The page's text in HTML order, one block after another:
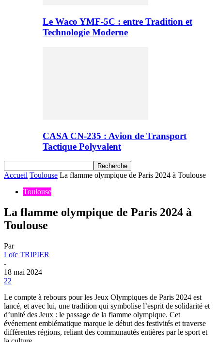
Le Waco YMF-5C : entre Tradition et
Technologie Moderne
CASA CN-235 : Avion de Transport
Tactique Polyvalent
Accueil Toulouse La flamme olympique de Paris 2024 à Toulouse
Toulouse
La flamme olympique de Paris 2024 à
Toulouse
Par
Loïc TRIPIER
-
18 mai 2024
22
Le compte à rebours pour les Jeux Olympiques de Paris 2024 est
lancé, et avec lui, une tradition qui symbolise l’esprit de solidarité et
d’unité des Jeux : le passage de la flamme olympique. Cet
événement emblématique marque le début des festivités et traverse
différentes régions, reliant des communautés entières par le sport et